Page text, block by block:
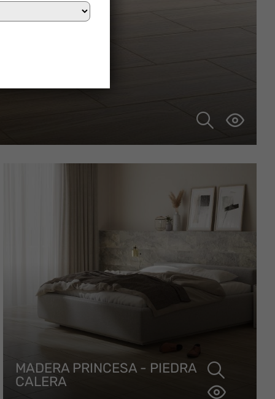
MADERA PRINCESA - PIEDRA
CALERA